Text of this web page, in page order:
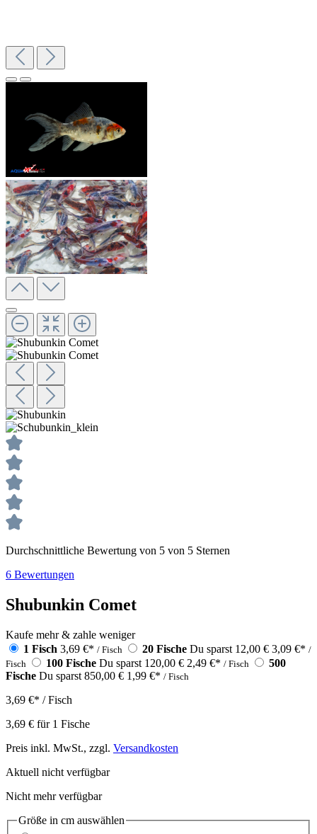
Durchschnittliche Bewertung von 5 von 5 Sternen
6 Bewertungen
Shubunkin Comet
Kaufe mehr & zahle weniger
1 Fisch 3,69 €* / Fisch 20 Fische Du sparst 12,00 € 3,09 €* /
Fisch
100 Fische Du sparst 120,00 € 2,49 €* / Fisch
500
Fische Du sparst 850,00 € 1,99 €* / Fisch
3,69 €* / Fisch
3,69 € für 1 Fische
Preis inkl. MwSt., zzgl. Versandkosten
Aktuell nicht verfügbar
Nicht mehr verfügbar
Größe in cm auswählen